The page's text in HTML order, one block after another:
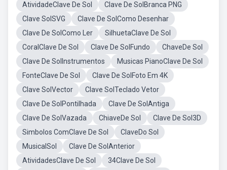
AtividadeClave De Sol
Clave De SolBranca PNG
Clave SolSVG
Clave De SolComo Desenhar
Clave De SolComo Ler
SilhuetaClave De Sol
CoralClave De Sol
Clave De SolFundo
ChaveDe Sol
Clave De SolInstrumentos
Musicas PianoClave De Sol
FonteClave De Sol
Clave De SolFoto Em 4K
Clave SolVector
Clave SolTeclado Vetor
Clave De SolPontilhada
Clave De SolAntiga
Clave De SolVazada
ChiaveDe Sol
Clave De Sol3D
Simbolos ComClave De Sol
ClaveDo Sol
MusicalSol
Clave De SolAnterior
AtividadesClave De Sol
34Clave De Sol